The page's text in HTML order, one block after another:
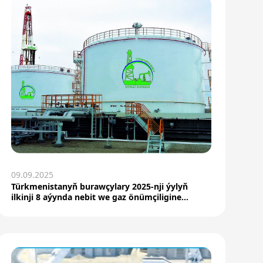
09.09.2025
Türkmenistanyň burawçylary 2025-nji ýylyň
ilkinji 8 aýynda nebit we gaz önümçiligine